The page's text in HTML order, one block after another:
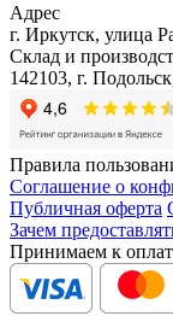
Адрес
г. Иркутск, улица
Склад и
142103, г.
Правила
Соглашение о
Публичная оферта
Зачем
Принимаем к